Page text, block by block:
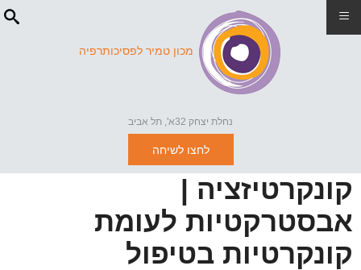
מכון טמיר לפסיכותרפיה
נחלת יצחק 32א', תל אביב
לחצו לשיחה
קונקרטיזציה |
אבסטרקטיות לעומת
קונקרטיות בטיפול
≡